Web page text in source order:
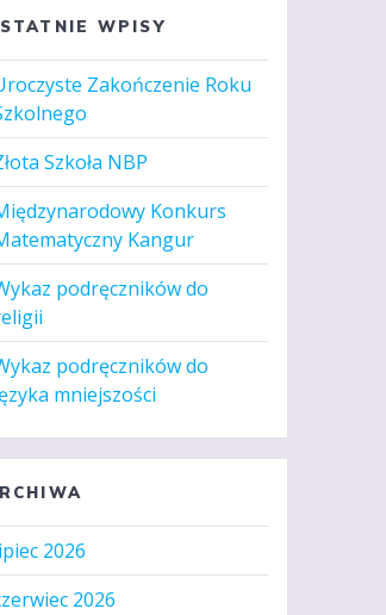
WPISY
Zakończenie Roku
Szkoła NBP
Konkurs
Kangur
podręczników do
podręczników do
mniejszości
2026
2026